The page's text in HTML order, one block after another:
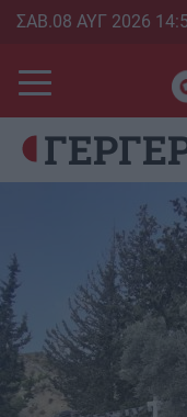
Skip
main
content
ΣΑΒ.08 ΑΥΓ 2026